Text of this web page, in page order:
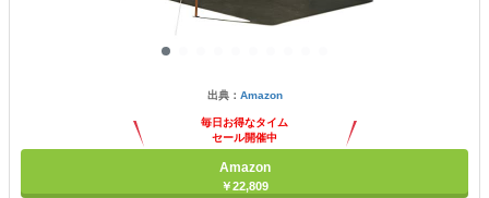
出典： Amazon
毎日お得なタイム
セール開催中
Amazon
￥22,809